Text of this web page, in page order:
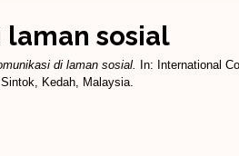
laman sosial
di laman sosial.
In: International
Kedah, Malaysia.